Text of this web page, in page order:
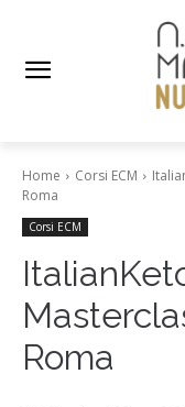
Home Corsi ECM
Roma
Corsi ECM
Roma